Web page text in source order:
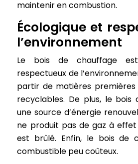
maintenir en combustion.
Écologique et
l’environnement
Le bois de chauffage
respectueux de
partir de matières
recyclables. De plus, le bois
une source d’énergie
ne produit pas de gaz à effet
est brûlé. Enfin, le bois de
combustible peu coûteux.